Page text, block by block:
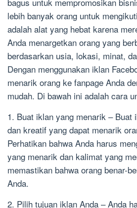
lebih banyak orang untuk
adalah alat yang hebat karena
Anda menargetkan orang yang
berdasarkan usia, lokasi, minat,
Dengan menggunakan iklan
menarik orang ke fanpage Anda
mudah. Di bawah ini adalah cara
1. Buat iklan yang menarik – Buat
dan kreatif yang dapat menarik
Perhatikan bahwa Anda harus
yang menarik dan kalimat yang
memastikan bahwa orang benar-
Anda.
2. Pilih tujuan iklan Anda – Anda